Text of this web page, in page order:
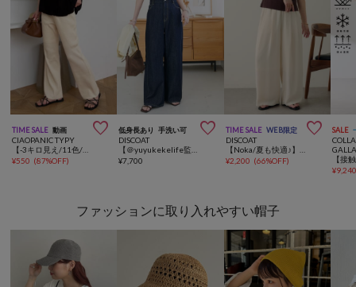
TIME SALE 動画 
CIAOPANIC TYPY
¥550 (87%OFF)
低身長あり 手洗い可 
DISCOAT
¥7,700
TIME SALE WEB限定 
DISCOAT
¥2,200 (66%OFF)
SALE
¥
ファッションに取り入れやすい帽子